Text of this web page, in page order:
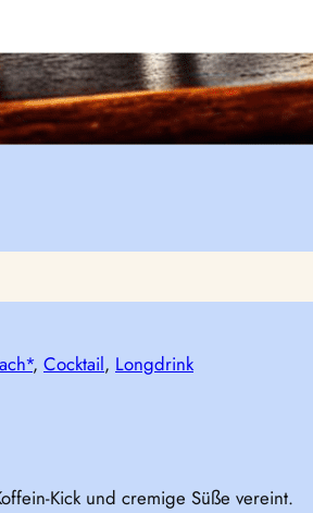
, Cocktail, Longdrink
Kick und cremige Süße vereint.